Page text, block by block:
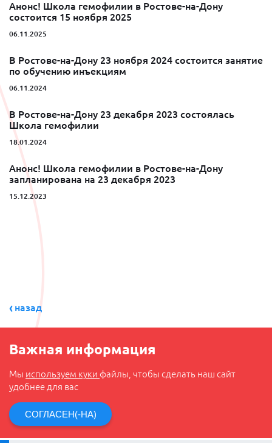
Анонс! Школа гемофилии в Ростове-на-Дону
состоится 15 ноября 2025
06.11.2025
В Ростове-на-Дону 23 ноября 2024 состоится занятие
по обучению инъекциям
06.11.2024
В Ростове-на-Дону 23 декабря 2023 состоялась
Школа гемофилии
18.01.2024
Анонс! Школа гемофилии в Ростове-на-Дону
запланирована на 23 декабря 2023
15.12.2023
назад
Важная информация
Мы используем куки файлы, чтобы сделать наш сайт
удобнее для вас
СОГЛАСЕН(-НА)